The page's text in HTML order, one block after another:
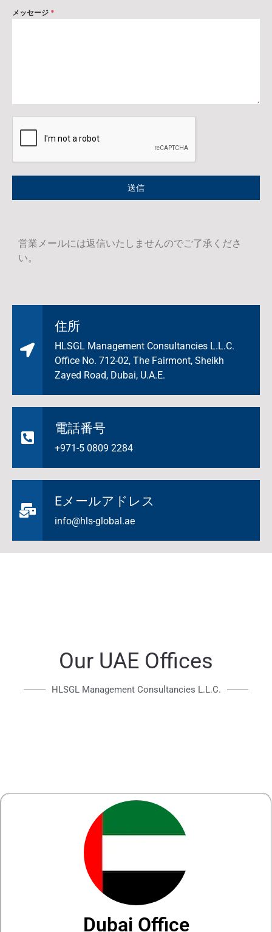
メッセージ *
送信
営業メールには返信いたしませんのでご了承くださ
い。
住所
HLSGL Management Consultancies L.L.C.
Office No. 712-02, The Fairmont, Sheikh
Zayed Road, Dubai, U.A.E.
電話番号
+971-5 0809 2284
Eメールアドレス
info@hls-global.ae
Our UAE Offices
HLSGL Management Consultancies L.L.C.
Dubai Office